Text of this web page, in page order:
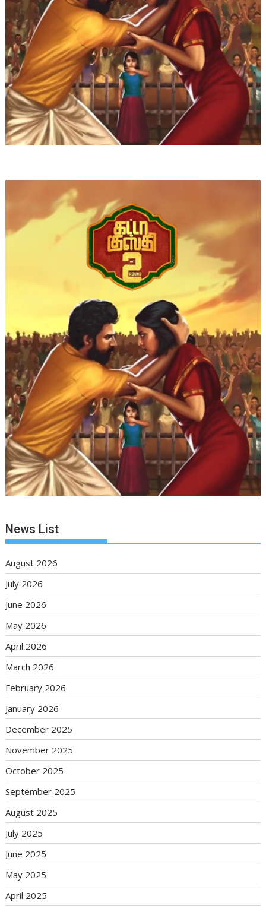
News List
August 2026
July 2026
June 2026
May 2026
April 2026
March 2026
February 2026
January 2026
December 2025
November 2025
October 2025
September 2025
August 2025
July 2025
June 2025
May 2025
April 2025